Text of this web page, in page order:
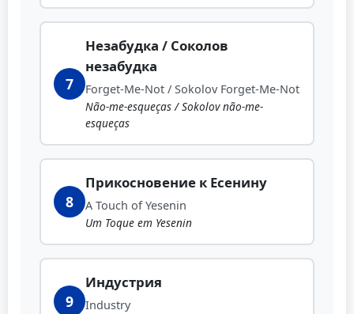
7
Незабудка / Соколов
незабудка
Forget-Me-Not / Sokolov Forget-Me-Not
Não-me-esqueças / Sokolov não-me-
esqueças
8
Прикосновение к Есенину
A Touch of Yesenin
Um Toque em Yesenin
9
Индустрия
Industry